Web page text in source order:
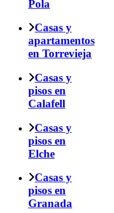
Pola
Casas y
apartamentos
en Torrevieja
Casas y
pisos en
Calafell
Casas y
pisos en
Elche
Casas y
pisos en
Granada